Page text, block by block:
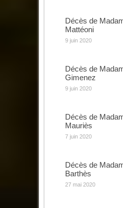
Décès de
Mattéoni
9 juin 2020
Décès de
Gimenez
9 juin 2020
Décès de
Mauriès
7 juin 2020
Décès de
Barthès
27 mai 2020